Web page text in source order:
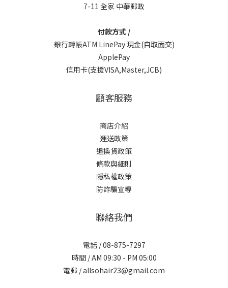
7-11 全家 中華郵政
付款方式 /
銀行轉帳ATM LinePay 現金(自取面交)
ApplePay
信用卡(支援VISA,Master,JCB)
顧客服務
商店介紹
運送政策
退換貨政策
條款與細則
隱私權政策
防詐騙宣導
聯絡我們
電話 / 08-875-7297
時間 / AM 09:30 - PM 05:00
電郵 / allsohair23@gmail.com